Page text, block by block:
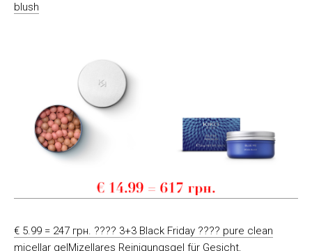
blush
€ 5.99 = 247 грн. ???? 3+3 Black Friday ???? pure clean
micellar gelMizellares Reinigungsgel für Gesicht,